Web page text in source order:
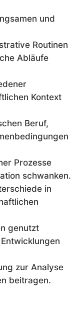
und
Routinen
Abläufe
Kontext
Beruf,
Prozesse
schwanken.
in
genutzt
zur Analyse
beitragen.